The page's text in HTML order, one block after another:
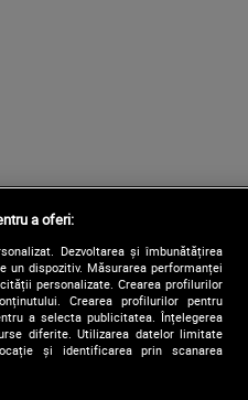
a oferi:
Dezvoltarea și îmbunătățirea
un dispozitiv. Măsurarea performanței
personalizate. Crearea profilurilor
Crearea profilurilor pentru
a selecta publicitatea. Înțelegerea
diferite. Utilizarea datelor limitate
și identificarea prin scanarea